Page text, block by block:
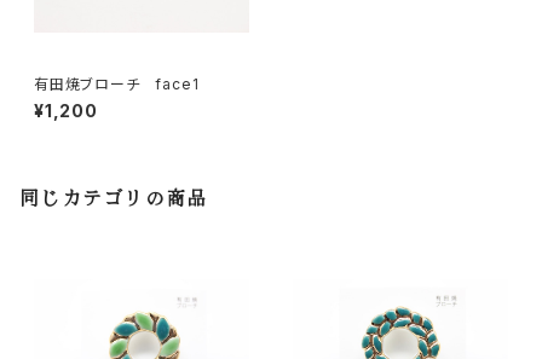
有田焼ブローチ face1
¥1,200
同じカテゴリの商品